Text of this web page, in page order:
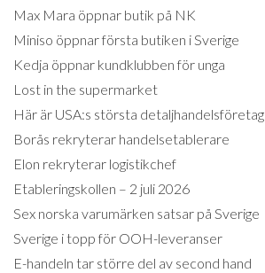
Max Mara öppnar butik på NK
Miniso öppnar första butiken i Sverige
Kedja öppnar kundklubben för unga
Lost in the supermarket
Här är USA:s största detaljhandelsföretag
Borås rekryterar handelsetablerare
Elon rekryterar logistikchef
Etableringskollen – 2 juli 2026
Sex norska varumärken satsar på Sverige
Sverige i topp för OOH-leveranser
E-handeln tar större del av second hand